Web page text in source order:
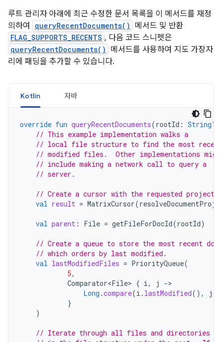
루트 관리자 아래에 최근 수정한 문서 목록을 이 메서드를 재정
의하여
queryRecentDocuments() 메서드 및 반환
FLAG_SUPPORTS_RECENTS , 다음 코드 스니펫은
queryRecentDocuments()
메서드를 사용하여 지도 가장자
리에 패딩을 추가할 수 있습니다.
Kotlin 자바
override fun queryRecentDocuments(rootId : String?
// This example implementation walks a
// local file structure to find the most
// modified files.  Other implementations
// include making a network call to query a
// server.
// Create a cursor with the requested
val result = MatrixCursor(
val parent : File = getFileForDocId(rootId)
// Create a queue to store the most recent
// which orders by last modified.
val lastModifiedFiles = PriorityQueue(
5,
Comparator<File> { i, j -
Long .compare(i . lastModified(), j
}
)
// Iterate through all files and directories